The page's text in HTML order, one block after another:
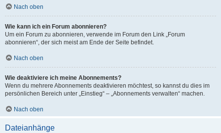
Nach oben
Wie kann ich ein Forum abonnieren?
Um ein Forum zu abonnieren, verwende im Forum den Link „Forum
abonnieren“, der sich meist am Ende der Seite befindet.
Nach oben
Wie deaktiviere ich meine Abonnements?
Wenn du mehrere Abonnements deaktivieren möchtest, so kannst du dies im
persönlichen Bereich unter „Einstieg“ – „Abonnements verwalten“ machen.
Nach oben
Dateianhänge